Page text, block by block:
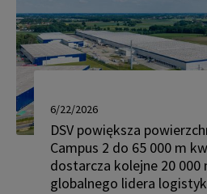
6/22/2026
DSV powiększa
Campus 2 do 65 000 m
dostarcza kolejne 20 000
globalnego lidera